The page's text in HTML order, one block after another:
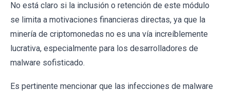
No está claro si la inclusión o retención de este módulo
se limita a motivaciones financieras directas, ya que la
minería de criptomonedas no es una vía increíblemente
lucrativa, especialmente para los desarrolladores de
malware sofisticado.
Es pertinente mencionar que las infecciones de malware